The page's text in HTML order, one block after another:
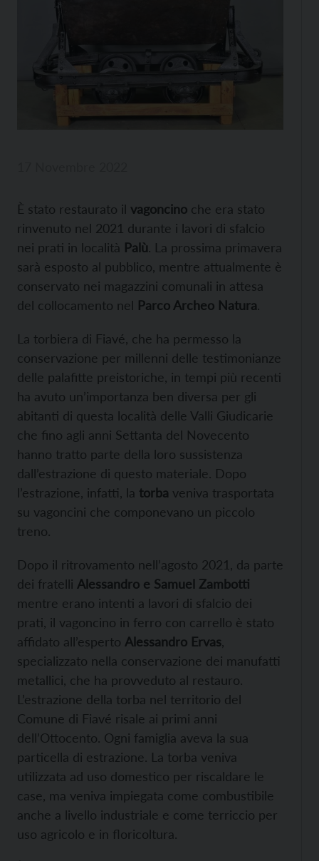
È stato restaurato il vagoncino che era stato
rinvenuto nel 2021 durante i lavori di sfalcio
nei prati in località Palù. La prossima primavera
sarà esposto al pubblico, mentre attualmente è
conservato nei magazzini comunali in attesa
del collocamento nel Parco Archeo Natura.
La torbiera di Fiavé, che ha permesso la
conservazione per millenni delle testimonianze
delle palafitte preistoriche, in tempi più recenti
ha avuto un’importanza ben diversa per gli
abitanti di questa località delle Valli Giudicarie
che fino agli anni Settanta del Novecento
hanno tratto parte della loro sussistenza
dall’estrazione di questo materiale. Dopo
l’estrazione, infatti, la torba veniva trasportata
su vagoncini che componevano un piccolo
treno.
Dopo il ritrovamento nell’agosto 2021, da parte
dei fratelli Alessandro e Samuel Zambotti
mentre erano intenti a lavori di sfalcio dei
prati, il vagoncino in ferro con carrello è stato
affidato all’esperto Alessandro Ervas,
specializzato nella conservazione dei manufatti
metallici, che ha provveduto al restauro.
L’estrazione della torba nel territorio del
Comune di Fiavé risale ai primi anni
dell’Ottocento. Ogni famiglia aveva la sua
particella di estrazione. La torba veniva
utilizzata ad uso domestico per riscaldare le
case, ma veniva impiegata come combustibile
anche a livello industriale e come terriccio per
uso agricolo e in floricoltura.